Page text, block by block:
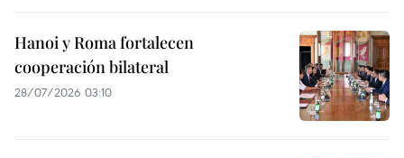
Hanoi y Roma fortalecen
cooperación bilateral
28/07/2026 03:10